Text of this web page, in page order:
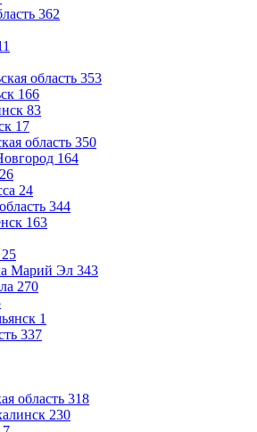
362
область 353
166
83
17
область 350
164
26
24
344
163
25
Марий Эл 343
270
1
337
область 318
230